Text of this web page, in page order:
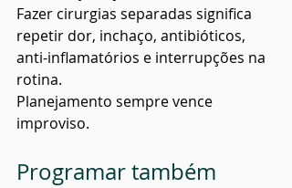
Fazer cirurgias separadas significa
repetir dor, inchaço, antibióticos,
anti-inflamatórios e interrupções na
rotina.
Planejamento sempre vence
improviso.
Programar também